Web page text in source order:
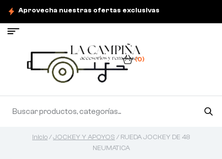
Aprovecha nuestras ofertas exclusivas
(0)
Inicio/JOCKEY Y APOYOS / RUEDA JOCKEY DE 48
NEUMATICA